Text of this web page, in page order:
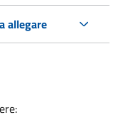
allegare